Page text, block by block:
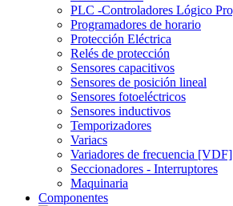
PLC -Controladores Lógico
Programadores de horario
Protección Eléctrica
Relés de protección
Sensores capacitivos
Sensores de posición lineal
Sensores fotoeléctricos
Sensores inductivos
Temporizadores
Variacs
Variadores de frecuencia [VDF]
Seccionadores - Interruptores
Maquinaria
Componentes